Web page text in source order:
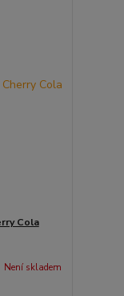
Cola
Není skladem